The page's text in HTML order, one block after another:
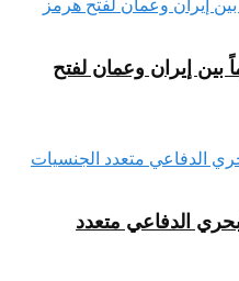
عن اتفاق لـ60 يوماً بين إيران وعمان لفتح
الدفاعي متعدد